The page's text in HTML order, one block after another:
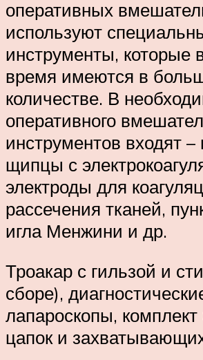
оперативных
используют
инструменты, которые
время имеются в
количестве. В
оперативного
инструментов входят
щипцы с
электроды для
рассечения тканей,
игла Менжини и др.
Троакар с гильзой и
сборе),
лапароскопы,
цапок и